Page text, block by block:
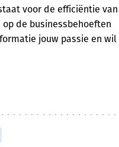
voor de efficiëntie van
de businessbehoeften
jouw passie en wil